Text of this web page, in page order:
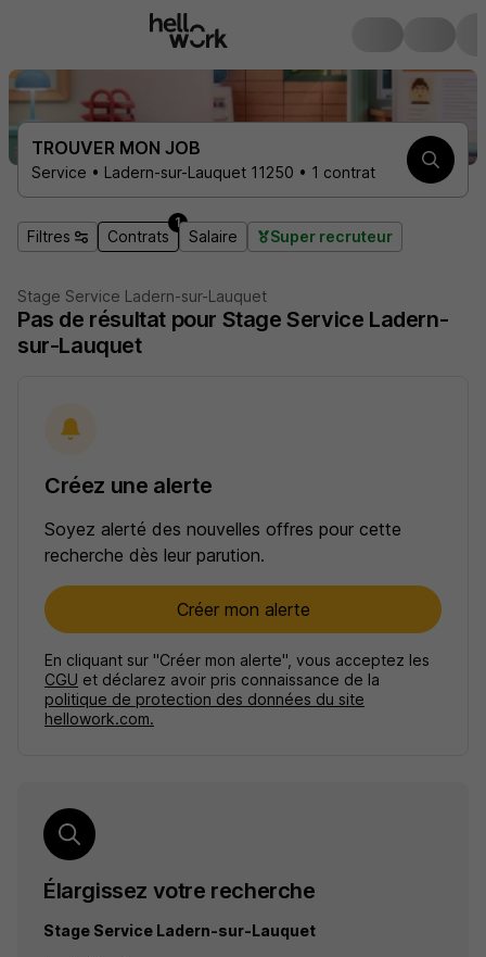
TROUVER MON JOB
Service • Ladern-sur-Lauquet 11250 • 1 contrat
Filtres Contrats
1
Salaire Super recruteur
Stage Service Ladern-sur-Lauquet
Pas de résultat pour Stage Service Ladern-
sur-Lauquet
Créez une alerte
Soyez alerté des nouvelles offres pour cette
recherche dès leur parution.
Créer mon alerte
En cliquant sur "Créer mon alerte", vous acceptez les
CGU et déclarez avoir pris connaissance de la
politique de protection des données du site
hellowork.com.
Élargissez votre recherche
Stage Service Ladern-sur-Lauquet